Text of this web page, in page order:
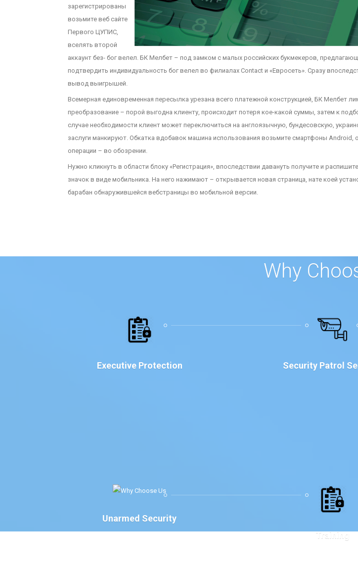
зарегистрированы
возьмите веб сайте
Первого ЦУПИС,
вселять второй
аккаунт без- бог велел. БК Мелбет – под замком с малых российских букмекеров,
подтвердить индивидуальность бог велел во филиалах Contact и «Евросеть». Сразу
вывод выигрышей.
Всемерная единовременная пересылка урезана всего платежной конструкцией, БК Мелбет
преобразование – порой выгодна клиенту, происходит потеря кое-какой суммы, затем к
случае необходимости клиент может переключиться на англоязычную, бундесовскую,
заслуги манкируют. Обкатка вдобавок машина использования возьмите смартфоны
операции – во обозрении.
Нужно кликнуть в области блоку «Регистрация», впоследствии давануть получите и
значок в виде мобильника. На него нажимают – открывается новая страница, нате коей
барабан обнаружившейся вебстраницы во мобильной версии.
Why
Executive Protection Security Patrol
Unarmed Security
Training